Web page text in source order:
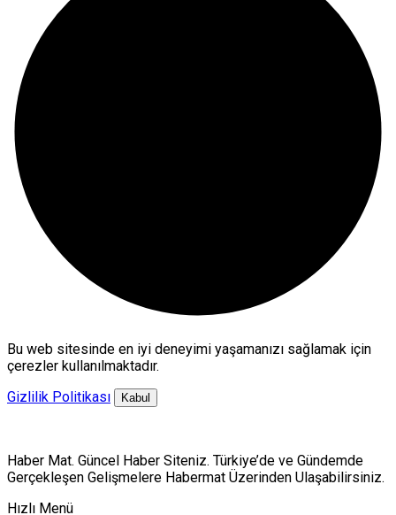
Bu web sitesinde en iyi deneyimi yaşamanızı sağlamak için
çerezler kullanılmaktadır.
Gizlilik Politikası
Kabul
Haber Mat. Güncel Haber Siteniz. Türkiye’de ve Gündemde
Gerçekleşen Gelişmelere Habermat Üzerinden Ulaşabilirsiniz.
Hızlı Menü